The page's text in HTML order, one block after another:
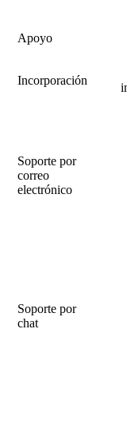
Apoyo
Incorporación
Soporte por
correo
electrónico
Soporte por
chat